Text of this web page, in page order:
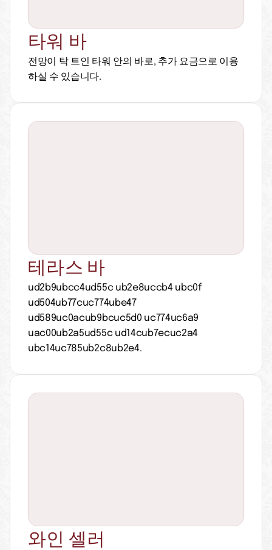
타워 바
전망이 탁 트인 타워 안의 바로, 추가 요금으로 이용
하실 수 있습니다.
테라스 바
ud2b9ubcc4ud55c ub2e8uccb4 ubc0f
ud504ub77cuc774ube47
ud589uc0acub9bcuc5d0 uc774uc6a9
uac00ub2a5ud55c ud14cub7ecuc2a4
ubc14uc785ub2c8ub2e4.
와인 셀러